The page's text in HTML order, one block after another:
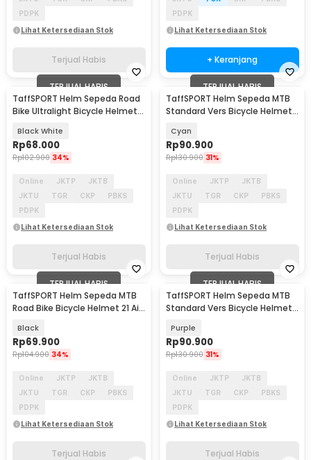
PDPK
Lihat Ketersediaan Stok
Terjual Habis
PDPK
Lihat Ketersediaan Stok
+ Keranjang
TERJUAL HABIS
TaffSPORT Helm Sepeda Road
Bike Ultralight Bicycle Helmet
Black White
Rp68.000
Rp102.900 34%
Online JKTP
JKTB
JKTU
TGR CKP
PBKS
PDPK
Lihat Ketersediaan Stok
Terjual Habis
TERJUAL HABIS
TaffSPORT Helm Sepeda MTB
Standard Vers Bicycle Helmet
Cyan
Rp90.900
Rp130.900 31%
Online JKTP
JKTB
JKTU
TGR CKP
PBKS
PDPK
Lihat Ketersediaan Stok
Terjual Habis
TERJUAL HABIS
TaffSPORT Helm Sepeda MTB
Road Bike Bicycle Helmet 21 Air
Black
Rp69.900
Rp104.900 34%
Online JKTP
JKTB
JKTU
TGR CKP
PBKS
PDPK
Lihat Ketersediaan Stok
Terjual Habis
TERJUAL HABIS
TaffSPORT Helm Sepeda MTB
Standard Vers Bicycle Helmet
Purple
Rp90.900
Rp130.900 31%
Online JKTP
JKTB
JKTU
TGR CKP
PBKS
PDPK
Lihat Ketersediaan Stok
Terjual Habis